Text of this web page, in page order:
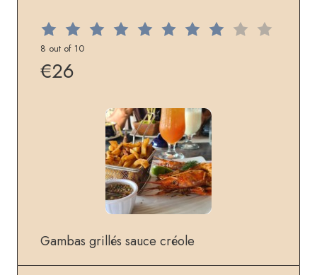
8 out of 10
€26
Gambas grillés sauce créole